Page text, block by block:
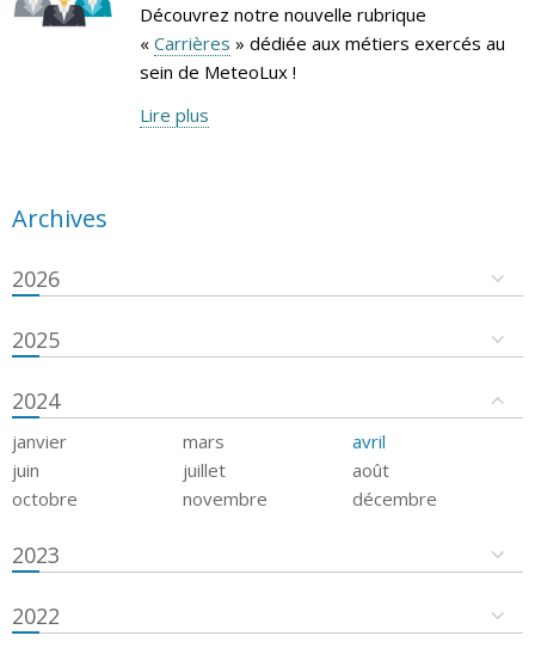
Découvrez notre nouvelle rubrique
« Carrières » dédiée aux métiers exercés au
sein de MeteoLux !
Lire plus
Archives
2026
2025
2024
janvier mars
avril
juin
juillet
août
octobre
novembre décembre
2023
2022